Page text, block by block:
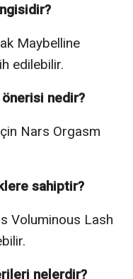
Maybelline
edilebilir.
nedir?
Nars Orgasm
sahiptir?
Voluminous Lash
nelerdir?